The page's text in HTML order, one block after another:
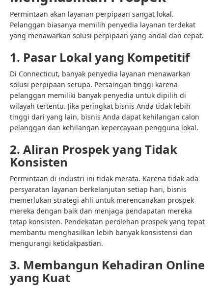
Permintaan akan layanan perpipaan sangat lokal.
Pelanggan biasanya memilih penyedia layanan terdekat
yang menawarkan solusi perpipaan yang andal dan cepat.
1. Pasar Lokal yang Kompetitif
Di Connecticut, banyak penyedia layanan menawarkan
solusi perpipaan serupa. Persaingan tinggi karena
pelanggan memiliki banyak penyedia untuk dipilih di
wilayah tertentu. Jika peringkat bisnis Anda tidak lebih
tinggi dari yang lain, bisnis Anda dapat kehilangan calon
pelanggan dan kehilangan kepercayaan pengguna lokal.
2. Aliran Prospek yang Tidak
Konsisten
Permintaan di industri ini tidak merata. Karena tidak ada
persyaratan layanan berkelanjutan setiap hari, bisnis
memerlukan strategi ahli untuk merencanakan prospek
mereka dengan baik dan menjaga pendapatan mereka
tetap konsisten. Pendekatan perolehan prospek yang tepat
membantu menghasilkan lebih banyak konsistensi dan
mengurangi ketidakpastian.
3. Membangun Kehadiran Online
yang Kuat